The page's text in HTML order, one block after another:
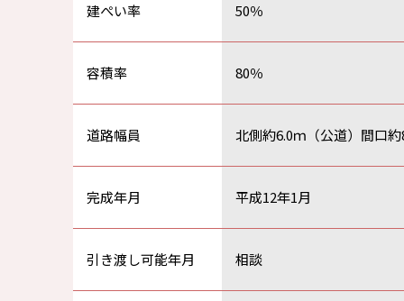
建ぺい率 50％
容積率 80％
道路幅員 北側約6.0ｍ（公道）間口約
完成年月 平成12年1月
引き渡し可能年月 相談